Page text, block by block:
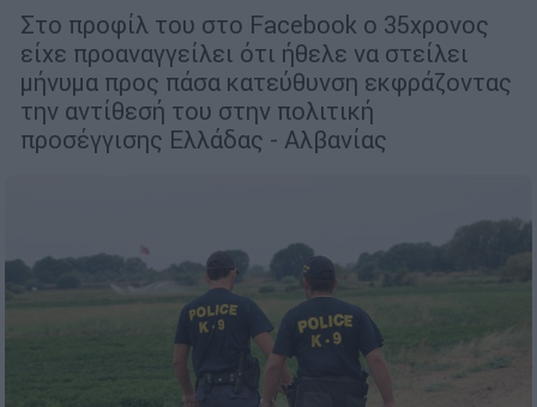
Στο προφίλ του στο Facebook ο 35χρονος
είχε προαναγγείλει ότι ήθελε να στείλει
μήνυμα προς πάσα κατεύθυνση εκφράζοντας
την αντίθεσή του στην πολιτική
προσέγγισης Ελλάδας - Αλβανίας